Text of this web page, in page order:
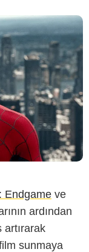
Endgame ve
ardından
sunmaya